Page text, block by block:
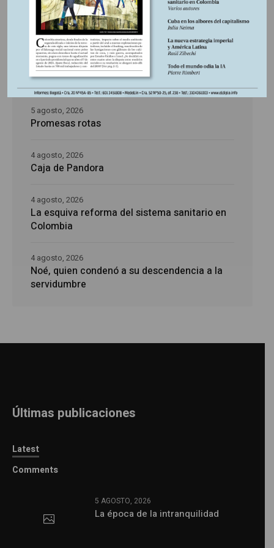
La época de la intranquilidad
5 agosto, 2026
Los amos del mundo
5 agosto, 2026
Promesas rotas
5 agosto, 2026
Caja de Pandora
4 agosto, 2026
La esquiva reforma del sistema sanitario en
Colombia
4 agosto, 2026
Noé, quien condenó a su descendencia a la
servidumbre
4 agosto, 2026
Últimas publicaciones
Latest
Comments
5 AGOSTO, 2026
La época de la intranquilidad